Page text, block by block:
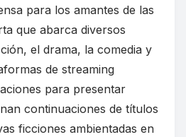
para los amantes de las
que abarca diversos
el drama, la comedia y
de streaming
para presentar
continuaciones de títulos
ficciones ambientadas en